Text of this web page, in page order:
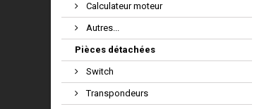
Calculateur moteur
Autres...
Pièces détachées
Switch
Transpondeurs